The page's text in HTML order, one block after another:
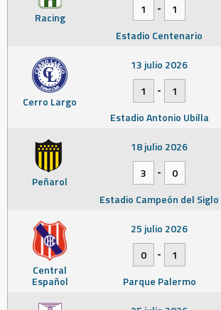
Racing
1
-
1
Estadio Centenario
Cerro Largo
13 julio 2026
1
-
1
Estadio Antonio Ubilla
Peñarol
18 julio 2026
3
-
0
Estadio Campeón del Siglo
Central
Español
25 julio 2026
0
-
1
Parque Palermo